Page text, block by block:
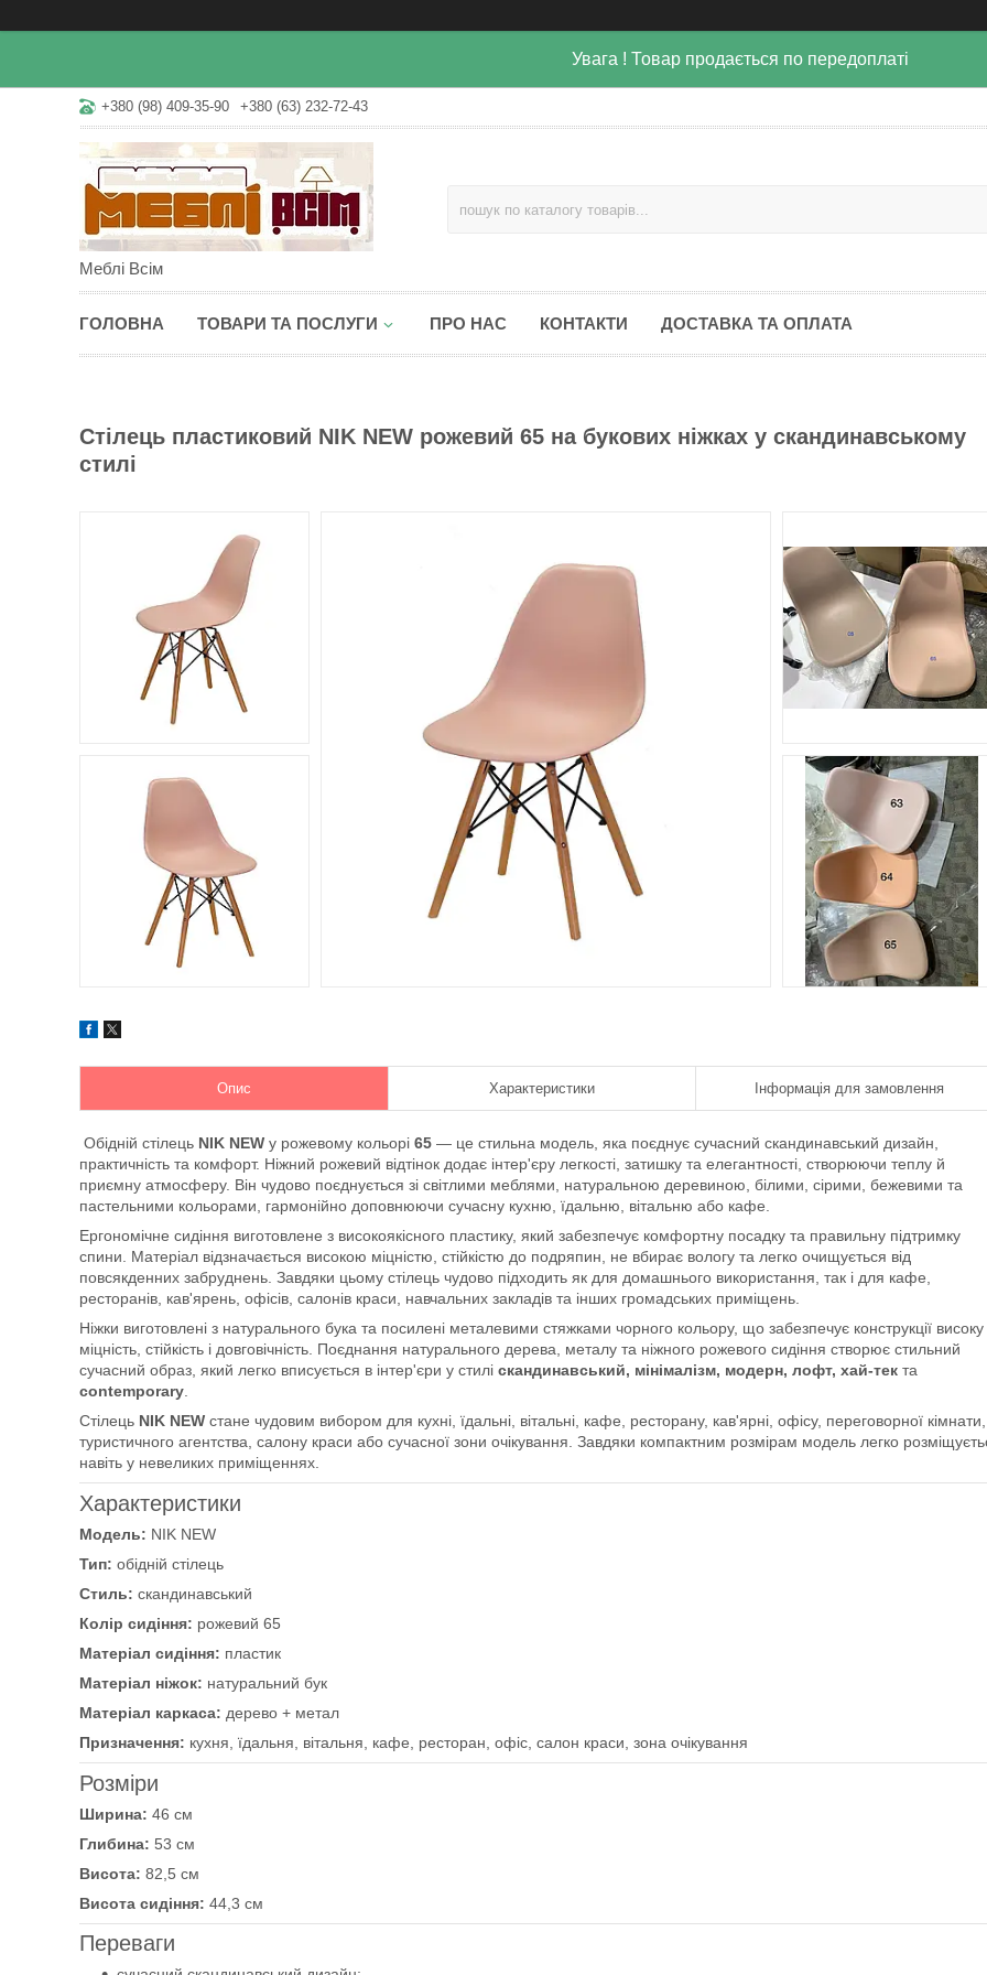
Увага ! Товар продається по передоплаті
+380 (98) 409-35-90 +380 (63) 232-72-43
Меблі Всім
ГОЛОВНА ТОВАРИ ТА ПОСЛУГИ ПРО НАС КОНТАКТИ ДОСТАВКА ТА ОПЛАТА
Стілець пластиковий NIK NEW рожевий 65 на букових ніжках у скандинавському
стилі
Опис Характеристики Інформація для замовлення
Обідній стілець NIK NEW у рожевому кольорі 65 — це стильна модель, яка поєднує сучасний скандинавський дизайн,
практичність та комфорт. Ніжний рожевий відтінок додає інтер'єру легкості, затишку та елегантності, створюючи теплу й
приємну атмосферу. Він чудово поєднується зі світлими меблями, натуральною деревиною, білими, сірими, бежевими та
пастельними кольорами, гармонійно доповнюючи сучасну кухню, їдальню, вітальню або кафе.
Ергономічне сидіння виготовлене з високоякісного пластику, який забезпечує комфортну посадку та правильну підтримку
спини. Матеріал відзначається високою міцністю, стійкістю до подряпин, не вбирає вологу та легко очищується від
повсякденних забруднень. Завдяки цьому стілець чудово підходить як для домашнього використання, так і для кафе,
ресторанів, кав'ярень, офісів, салонів краси, навчальних закладів та інших громадських приміщень.
Ніжки виготовлені з натурального бука та посилені металевими стяжками чорного кольору, що забезпечує конструкції високу
міцність, стійкість і довговічність. Поєднання натурального дерева, металу та ніжного рожевого сидіння створює стильний
сучасний образ, який легко вписується в інтер'єри у стилі скандинавський, мінімалізм, модерн, лофт, хай-тек та
contemporary
Стілець NIK NEW стане чудовим вибором для кухні, їдальні, вітальні, кафе, ресторану, кав'ярні, офісу, переговорної кімнати,
туристичного агентства, салону краси або сучасної зони очікування. Завдяки компактним розмірам модель легко
навіть у невеликих приміщеннях.
Характеристики
Модель: NIK NEW
Тип: обідній стілець
Стиль: скандинавський
Колір сидіння: рожевий 65
Матеріал сидіння: пластик
Матеріал ніжок: натуральний бук
Матеріал каркаса: дерево + метал
Призначення: кухня, їдальня, вітальня, кафе, ресторан, офіс, салон краси, зона очікування
Розміри
Ширина: 46 см
Глибина: 53 см
Висота: 82,5 см
Висота сидіння: 44,3 см
Переваги